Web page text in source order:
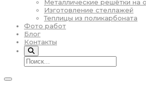
Металлические решётки на
Изготовление стеллажей
Теплицы из поликарбоната
Фото работ
Блог
Контакты